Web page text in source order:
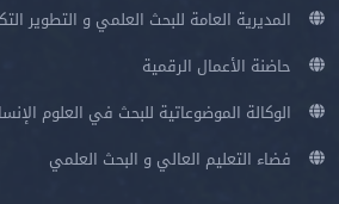
المديرية العامة للبحث العلمي و التطوير
حاضنة الأعمال الرقمية
الوكالة الموضوعاتية للبحث في العلوم
فضاء التعليم العالي و البحث العلمي